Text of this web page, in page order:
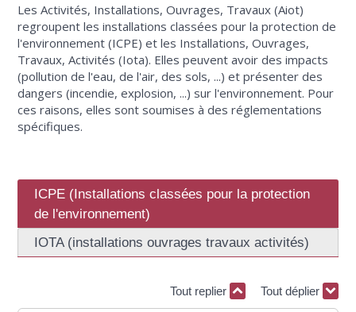
Les Activités, Installations, Ouvrages, Travaux (Aiot)
regroupent les installations classées pour la protection de
l'environnement (ICPE) et les Installations, Ouvrages,
Travaux, Activités (Iota). Elles peuvent avoir des impacts
(pollution de l'eau, de l'air, des sols, ...) et présenter des
dangers (incendie, explosion, ...) sur l'environnement. Pour
ces raisons, elles sont soumises à des réglementations
spécifiques.
ICPE (Installations classées pour la protection
de l'environnement)
IOTA (installations ouvrages travaux activités)
Tout replier Tout déplier